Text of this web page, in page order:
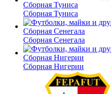
Сборная Туниса
Сборная Сенегала
Сборная Нигерии